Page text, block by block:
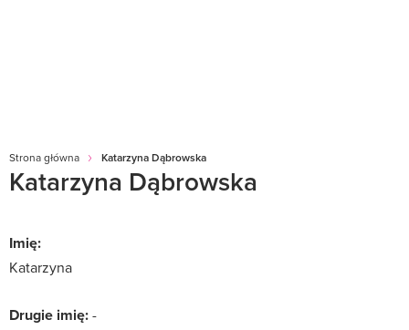
Strona główna Katarzyna Dąbrowska
Katarzyna Dąbrowska
Imię:
Katarzyna
Drugie imię:-